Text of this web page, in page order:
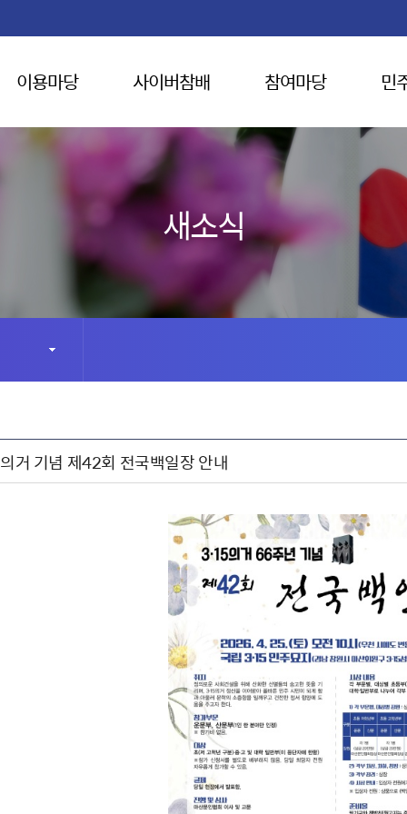
이용마당 사이버참배 참여마당 민
새소식
거 기념 제42회 전국백일장 안내